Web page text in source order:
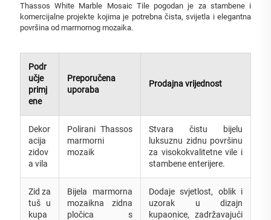
Thassos White Marble Mosaic Tile pogodan je za stambene i
komercijalne projekte kojima je potrebna čista, svijetla i elegantna
površina od marmornog mozaika.
Podr
učje
primj
ene
Preporučena
uporaba
Prodajna vrijednost
Dekor
acija
zidov
a vila
Polirani Thassos
marmorni
mozaik
Stvara čistu bijelu
luksuznu zidnu površinu
za visokokvalitetne vile i
stambene enterijere.
Zid za
tuš u
kupa
Bijela marmorna
mozaikna zidna
pločica s
Dodaje svjetlost, oblik i
uzorak u dizajn
kupaonice, zadržavajući